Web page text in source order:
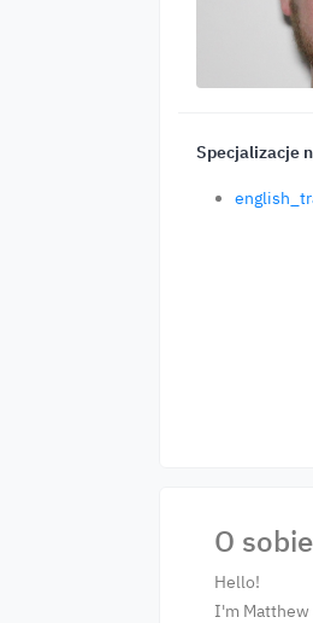
Specjalizacje
O sobie
Hello!
I'm Matthew